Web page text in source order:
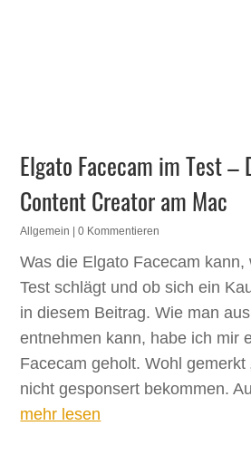
Elgato Facecam im Test –
Content Creator am Mac
Allgemein | 0 Kommentieren
Was die Elgato Facecam kann,
Test schlägt und ob sich ein
in diesem Beitrag. Wie man
entnehmen kann, habe ich mir
Facecam geholt. Wohl gemerkt
nicht gesponsert bekommen.
mehr lesen